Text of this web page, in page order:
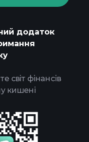
додаток
світ фінансів
кишені